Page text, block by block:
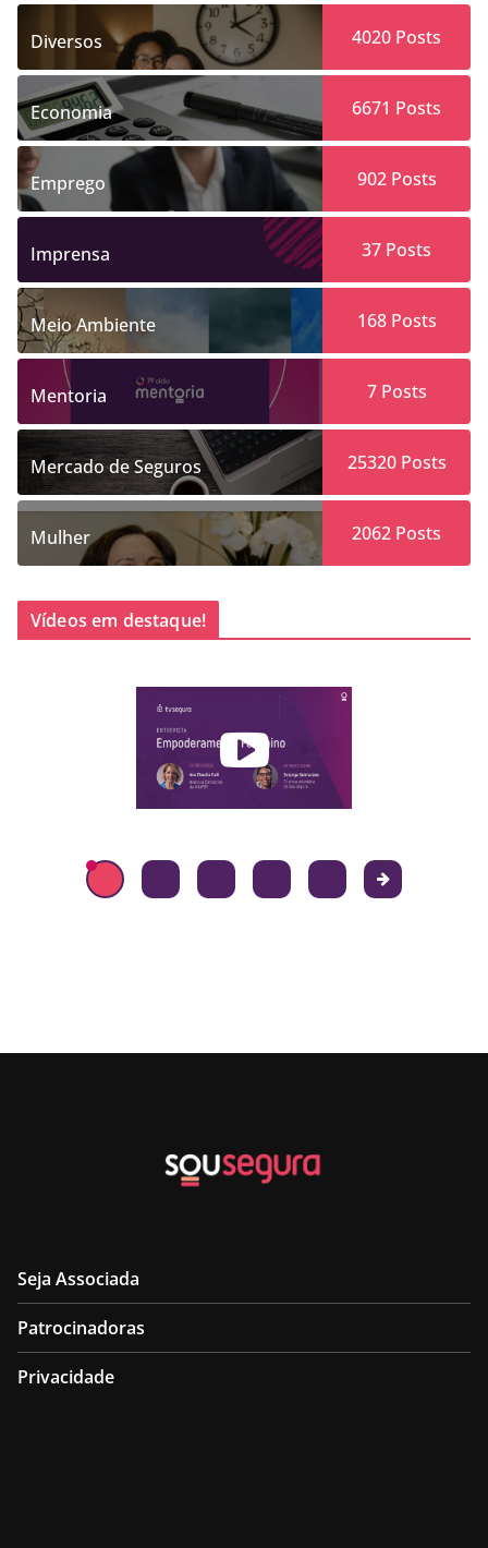
Diversos 4020 Posts
Economia 6671 Posts
Emprego 902Posts
Imprensa 37 Posts
Meio Ambiente 168Posts
Mentoria 7Posts
Mercado de Seguros 25320Posts
Mulher 2062 Posts
Vídeos em destaque!
Seja Associada
Patrocinadoras
Privacidade